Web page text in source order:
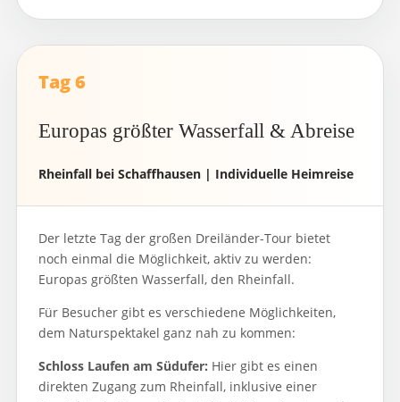
Tag 6
Europas größter Wasserfall & Abreise
Rheinfall bei Schaffhausen | Individuelle Heimreise
Der letzte Tag der großen Dreiländer-Tour bietet
noch einmal die Möglichkeit, aktiv zu werden:
Europas größten Wasserfall, den Rheinfall.
Für Besucher gibt es verschiedene Möglichkeiten,
dem Naturspektakel ganz nah zu kommen:
Schloss Laufen am Südufer: Hier gibt es einen
direkten Zugang zum Rheinfall, inklusive einer